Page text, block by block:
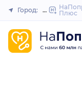
Город: МоскваПлюс